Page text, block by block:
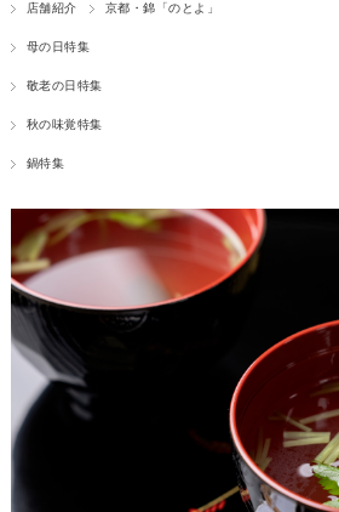
店舗紹介 京都・錦「のとよ」
母の日特集
敬老の日特集
秋の味覚特集
鍋特集